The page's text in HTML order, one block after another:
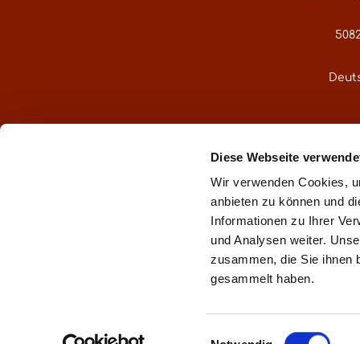
Diese Webseite
Wir verwenden Cookies,
anbieten zu können und
Informationen zu Ihrer
und Analysen weiter.
zusammen, die Sie ihnen
gesammelt haben.
Einwilligungsauswahl
Oder über
**